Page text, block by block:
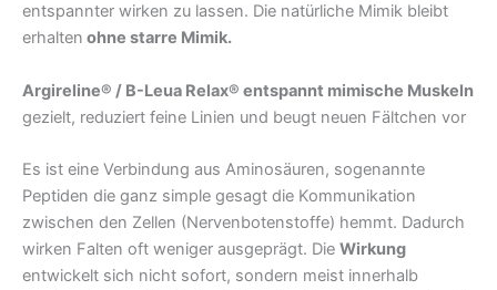
entspannter wirken zu lassen. Die natürliche Mimik bleibt
erhalten ohne starre Mimik.
Argireline® / B-Leua Relax® entspannt mimische Muskeln
gezielt, reduziert feine Linien und beugt neuen Fältchen vor
Es ist eine Verbindung aus Aminosäuren, sogenannte
Peptiden die ganz simple gesagt die Kommunikation
zwischen den Zellen (Nervenbotenstoffe) hemmt. Dadurch
wirken Falten oft weniger ausgeprägt. Die Wirkung
entwickelt sich nicht sofort, sondern meist innerhalb